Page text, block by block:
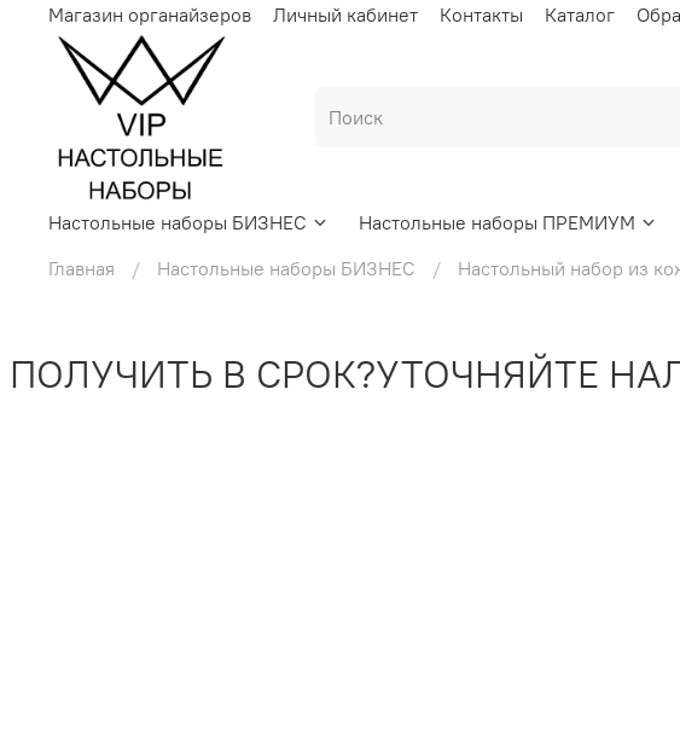
Магазин органайзеров Личный кабинет Контакты Каталог
Настольные наборы БИЗНЕС Настольные наборы ПРЕМИУМ
Главная
Настольные наборы БИЗНЕС Настольный набор из
В СРОК?УТОЧНЯЙТЕ